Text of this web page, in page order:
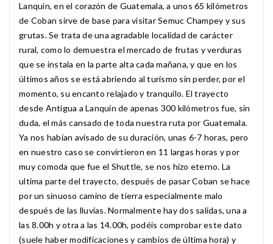
Lanquin, en el corazón de Guatemala, a unos 65 kilómetros
de Coban sirve de base para visitar Semuc Champey y sus
grutas. Se trata de una agradable localidad de carácter
rural, como lo demuestra el mercado de frutas y verduras
que se instala en la parte alta cada mañana, y que en los
últimos años se está abriendo al turismo sin perder, por el
momento, su encanto relajado y tranquilo. El trayecto
desde Antigua a Lanquin de apenas 300 kilómetros fue, sin
duda, el más cansado de toda nuestra ruta por Guatemala.
Ya nos habían avisado de su duración, unas 6-7 horas, pero
en nuestro caso se convirtieron en 11 largas horas y por
muy comoda que fue el Shuttle, se nos hizo eterno. La
ultima parte del trayecto, después de pasar Coban se hace
por un sinuoso camino de tierra especialmente malo
después de las lluvias. Normalmente hay dos salidas, una a
las 8.00h y otra a las 14.00h, podéis comprobar este dato
(suele haber modificaciones y cambios de última hora) y